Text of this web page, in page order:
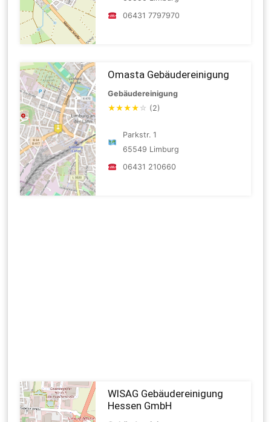
06431 7797970
Omasta Gebäudereinigung
Gebäudereinigung
★★★★ ☆ (2)
Parkstr. 1
65549 Limburg
06431 210660
WISAG Gebäudereinigung
Hessen GmbH